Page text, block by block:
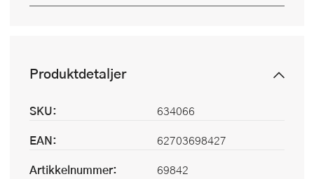
Produktdetaljer
SKU:
634066
EAN:
62703698427
Artikkelnummer:
69842